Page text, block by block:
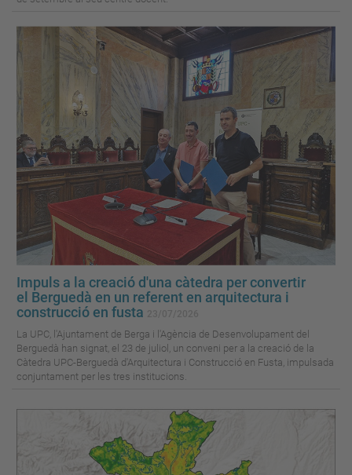
Impuls a la creació d'una càtedra per convertir
el Berguedà en un referent en arquitectura i
construcció en fusta
La UPC, l'Ajuntament de Berga i l'Agència de Desenvolupament del
Berguedà han signat, el 23 de juliol, un conveni per a la creació de la
Càtedra UPC-Berguedà d'Arquitectura i Construcció en Fusta, impulsada
conjuntament per les tres institucions.